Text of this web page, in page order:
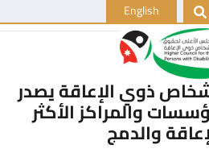
English
ذوي الإعاقة يصدر
والمراكز الأكثر
والدمج